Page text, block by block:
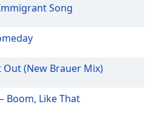
Song
(New Brauer Mix)
Boom, Like That